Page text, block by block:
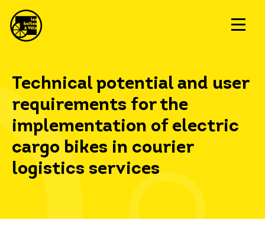
Technical potential and user
requirements for the
implementation of electric
cargo bikes in courier
logistics services